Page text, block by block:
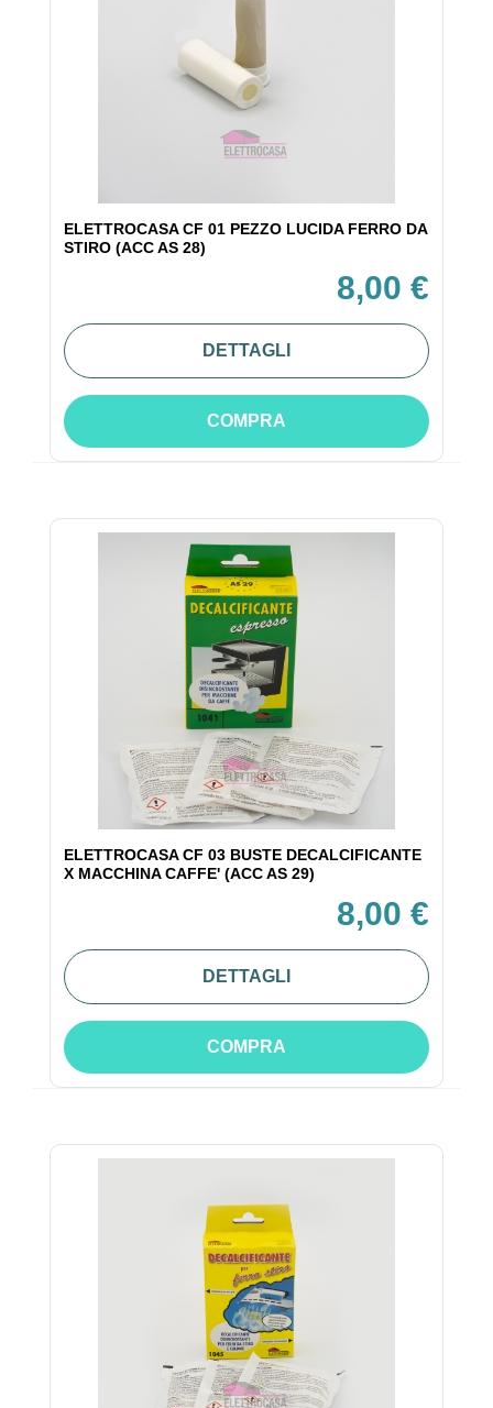
ELETTROCASA CF 01 PEZZO LUCIDA FERRO DA
STIRO (ACC AS 28)
8,00 €
DETTAGLI
COMPRA
ELETTROCASA CF 03 BUSTE DECALCIFICANTE
X MACCHINA CAFFE' (ACC AS 29)
8,00 €
DETTAGLI
COMPRA